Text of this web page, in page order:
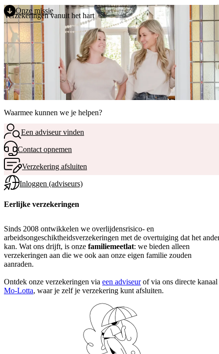
Direct naar de inhoud
MENU
Verzekeringen vanuit het hart
Onze missie
Waarmee kunnen we je helpen?
Een adviseur vinden
Contact opnemen
Verzekering afsluiten
Inloggen (adviseurs)
Eerlijke verzekeringen
Sinds 2008 ontwikkelen we overlijdensrisico- en
arbeidsongeschiktheidsverzekeringen met de overtuiging dat het
kan. Wat ons drijft, is onze familiemeetlat: we bieden alleen
verzekeringen aan die we ook aan onze eigen familie zouden
aanraden.
Ontdek onze verzekeringen via een adviseurof via ons directe kanaal
Mo-Lotta, waar je zelf je verzekering kunt afsluiten.